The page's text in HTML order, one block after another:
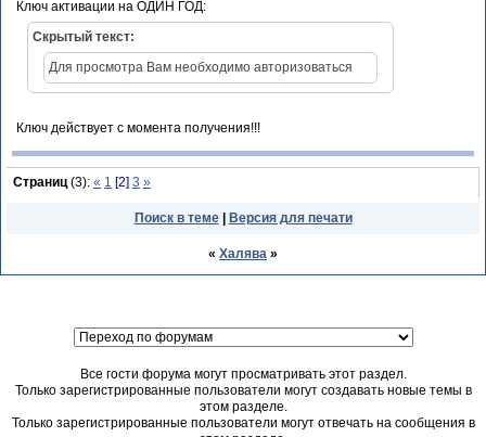
Ключ активации на ОДИН ГОД:
Скрытый текст:
Для просмотра Вам необходимо авторизоваться
Ключ действует с момента получения!!!
Страниц(3): « 1 [2] 3 »
Поиск в теме| Версия для печати
« Халява »
Все гости форума могут просматривать этот раздел.
Только зарегистрированные пользователи могут создавать новые темы в
этом разделе.
Только зарегистрированные пользователи могут отвечать на сообщения в